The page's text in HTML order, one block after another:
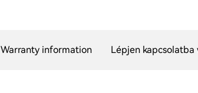
Warranty information Lépjen kapcsolatba